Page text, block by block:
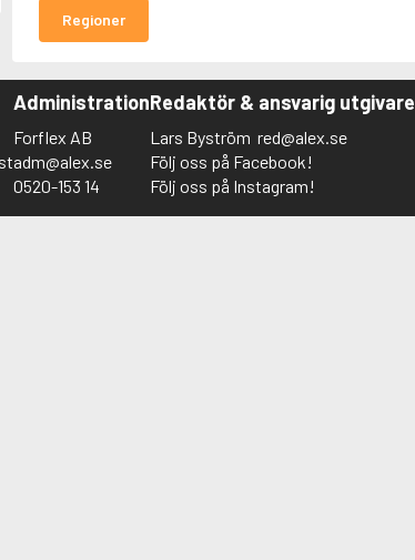
Regioner
Administration
Forflex AB
adm@alex.se
0520-153 14
Redaktör & ansvarig utgivare
Lars Byström red@alex.se
Följ oss på Facebook!
Följ oss på Instagram!